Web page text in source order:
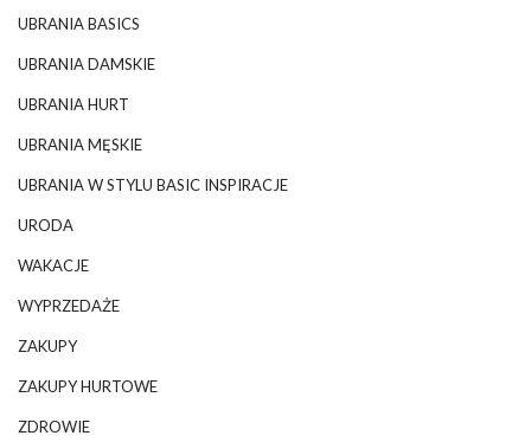
UBRANIA BASICS
UBRANIA DAMSKIE
UBRANIA HURT
UBRANIA MĘSKIE
UBRANIA W STYLU BASIC INSPIRACJE
URODA
WAKACJE
WYPRZEDAŻE
ZAKUPY
ZAKUPY HURTOWE
ZDROWIE